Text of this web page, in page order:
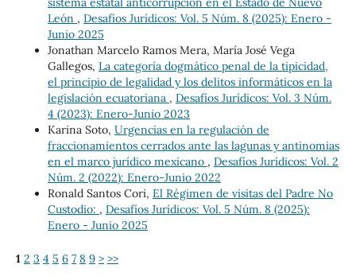
León , Desafíos Jurídicos: Vol. 5 Núm. 8 (2025): Enero -
Junio 2025
Jonathan Marcelo Ramos Mera, María José Vega
Gallegos, La categoría dogmático penal de la tipicidad,
el principio de legalidad y los delitos informáticos en la
legislación ecuatoriana , Desafíos Jurídicos: Vol. 3 Núm.
4 (2023): Enero-Junio 2023
Karina Soto, Urgencias en la regulación de
fraccionamientos cerrados ante las lagunas y antinomias
en el marco jurídico mexicano , Desafíos Jurídicos: Vol. 2
Núm. 2 (2022): Enero-Junio 2022
Ronald Santos Cori, El Régimen de visitas del Padre No
Custodio: , Desafíos Jurídicos: Vol. 5 Núm. 8 (2025):
Enero - Junio 2025
1 2 3 4 5 6 7 8 9 > >>